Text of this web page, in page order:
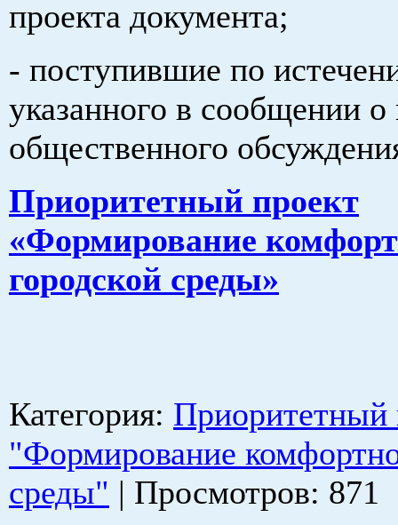
проекта документа;
- поступившие по
указанного в сообщении о
общественного
Приоритетный проект
«Формирование
городской среды»
Категория: Приоритетный
"Формирование
среды" | Просмотров: 871